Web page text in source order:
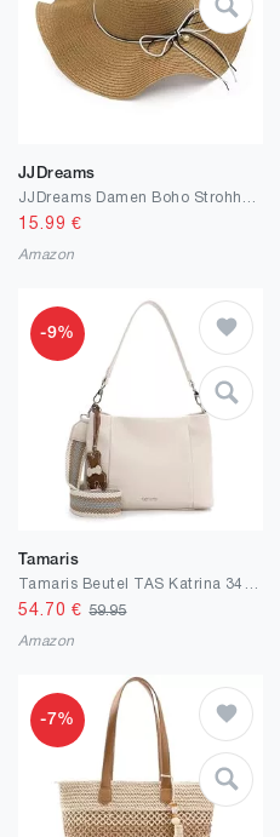
JJDreams
15.99 €
Amazon
-9%
Tamaris
54.70 €59.95
Amazon
-7%